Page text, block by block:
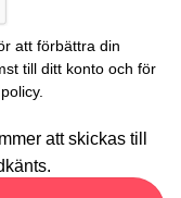
att förbättra din
till ditt konto och för
.
att skickas till